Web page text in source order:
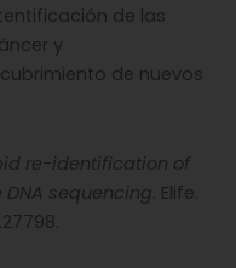
de las
y
de nuevos
re-identification of
sequencing. Elife.